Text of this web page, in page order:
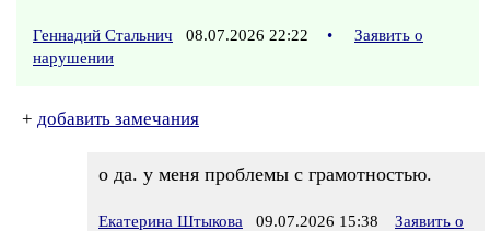
Геннадий Стальнич 08.07.2026 22:22 •
Заявить о
нарушении
+ добавить замечания
о да. у меня проблемы с грамотностью.
Екатерина Штыкова 09.07.2026 15:38
Заявить о